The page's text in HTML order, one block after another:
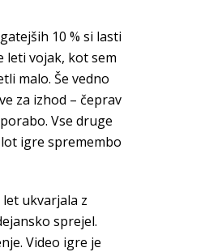
10 % si lasti
leti vojak, kot sem
malo. Še vedno
za izhod – čeprav
Vse druge
igre spremembo
ukvarjala z
sprejel.
Video igre je